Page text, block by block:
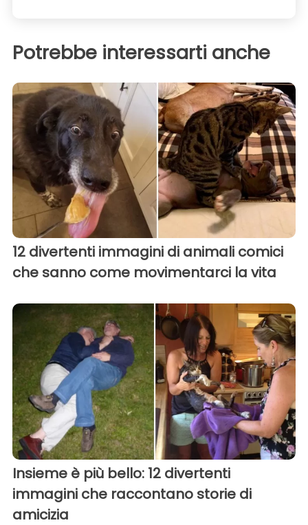
Potrebbe interessarti anche
12 divertenti immagini di animali comici
che sanno come movimentarci la vita
Insieme è più bello: 12 divertenti
immagini che raccontano storie di
amicizia